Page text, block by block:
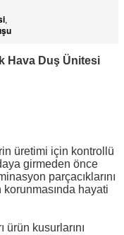
,
Hava Duş Ünitesi
üretimi için kontrollü
girmeden önce
parçacıklarını
hayati
kusurlarını